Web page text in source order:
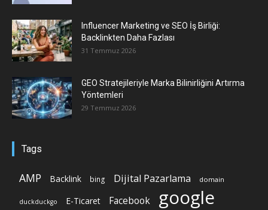
Influencer Marketing ve SEO İş Birliği:
Backlinkten Daha Fazlası
31 Temmuz 2026
GEO Stratejileriyle Marka Bilinirliğini Artırma
Yöntemleri
29 Temmuz 2026
Tags
AMP Backlink bing Dijital Pazarlama domain
duckduckgo E-Ticaret Facebook google